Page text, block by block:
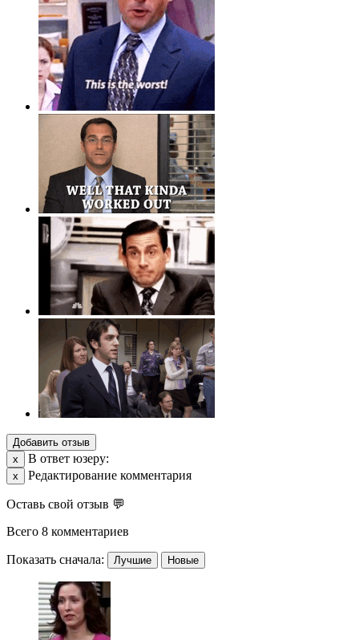
Добавить отзыв
х
В ответ юзеру:
х Редактирование комментария
Оставь свой отзыв 💬
Всего 8 комментариев
Показать сначала: Лучшие Новые